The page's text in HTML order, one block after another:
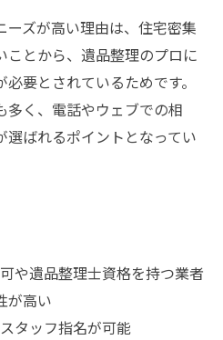
ズが高い理由は、住宅密集
ことから、遺品整理のプロに
要とされているためです。
く、電話やウェブでの相
ばれるポイントとなってい
や遺品整理士資格を持つ業者
が高い
タッフ指名が可能